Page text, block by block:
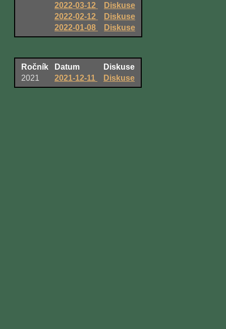
2022-03-12
Diskuse
2022-02-12
Diskuse
2022-01-08
Diskuse
Ročník Datum
Diskuse
2021
2021-12-11 Diskuse